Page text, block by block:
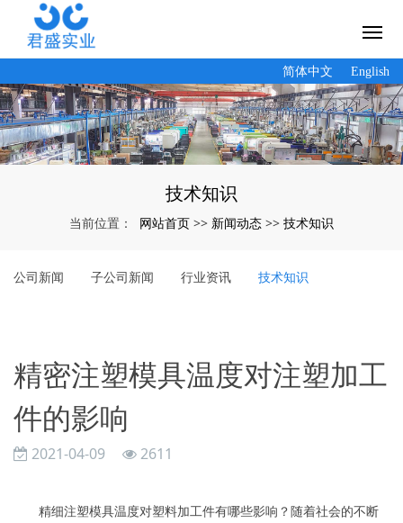
简体中文 English
技术知识
当前位置： 网站首页 >> 新闻动态 >> 技术知识
公司新闻 子公司新闻 行业资讯 技术知识
精密注塑模具温度对注塑加工
件的影响
2021-04-09 2611
精细注塑模具温度对塑料加工件有哪些影响？随着社会的不断